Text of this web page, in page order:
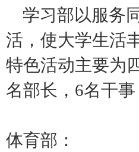
学习部以服务
活，使大学生活
特色活动主要为
名部长，6名干
体育部：